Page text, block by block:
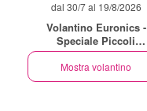
dal 30/7 al 19/8/2026
Volantino Euronics -
Speciale Piccoli
Elettrodomestici
Mostra volantino